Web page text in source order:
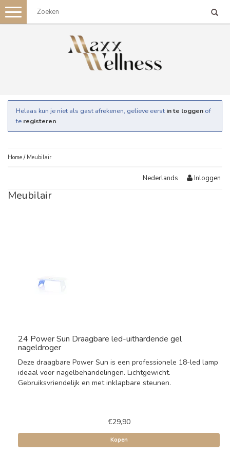
Toggle
navigation
Helaas kun je niet als gast afrekenen, gelieve eerst in te loggen of
te registeren.
Home / Meubilair
Nederlands Inloggen
Meubilair
24 Power Sun Draagbare led-uithardende gel
nageldroger
Deze draagbare Power Sun is een professionele 18-led lamp
ideaal voor nagelbehandelingen. Lichtgewicht.
Gebruiksvriendelijk en met inklapbare steunen.
€29,90
Kopen